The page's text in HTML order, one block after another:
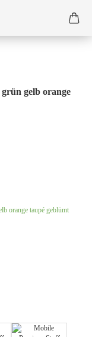
gelb orange